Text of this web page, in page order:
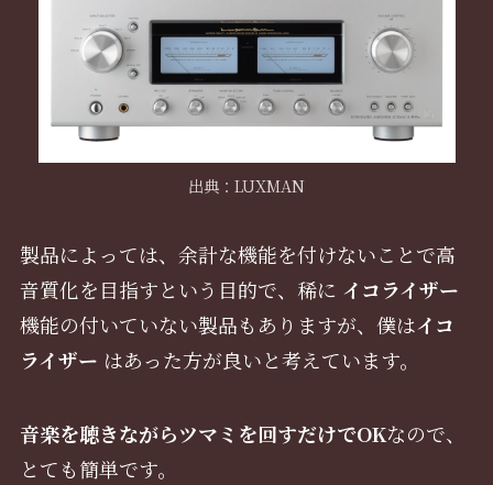
出典：LUXMAN
製品によっては、余計な機能を付けないことで高
音質化を目指すという目的で、稀に イコライザー
機能の付いていない製品もありますが、僕はイコ
ライザー はあった方が良いと考えています。
音楽を聴きながらツマミを回すだけでOKなので、
とても簡単です。